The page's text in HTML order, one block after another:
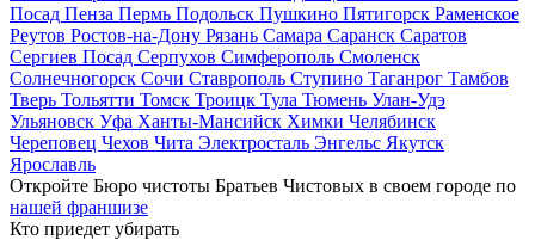
Посад Пенза Пермь Подольск Пушкино Пятигорск Раменское
Реутов Ростов-на-Дону Рязань Самара Саранск Саратов
Сергиев Посад Серпухов Симферополь Смоленск
Солнечногорск Сочи Ставрополь Ступино Таганрог Тамбов
Тверь Тольятти Томск Троицк Тула Тюмень Улан-Удэ
Ульяновск Уфа Ханты-Мансийск Химки Челябинск
Череповец Чехов Чита Электросталь Энгельс Якутск
Ярославль
Откройте Бюро чистоты Братьев Чистовых в своем городе по
нашей франшизе
Кто приедет убирать